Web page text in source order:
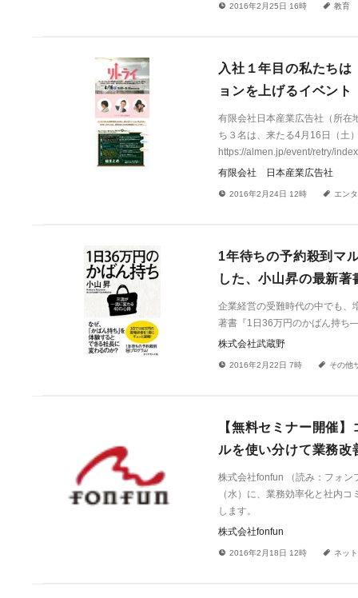
! 2016年2月25日 16時 a 教育
入社１年目の私たち
ョンを上げるイベン
有限会社日本産業広告社（所
ち３名は、来たる4月16日（土
https://almen.jp/event/retry/
有限会社 日本産業広告社
! 2016年2月24日 12時 a エン
1年待ちの予約殺到マ
した、小山昇の最新
企業経営の受難時代の中でも、
著書『1日36万円のかばん持ち
株式会社武蔵野
! 2016年2月22日 7時 a その他
【無料セミナー開催
ルを使い分けて業務改
株式会社fonfun （読み：フォ
（水）に、業務効率化と社内
します。
株式会社fonfun
! 2016年2月18日 12時 a ネッ